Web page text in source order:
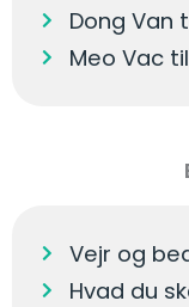
Dong Van
Meo Vac
Vejr og
Hvad du